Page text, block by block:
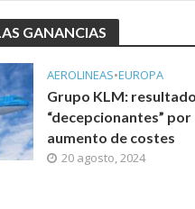
GANANCIAS
AEROLINEAS•EUROPA
Grupo KLM:
“decepcionantes” por
aumento de costes
20 agosto, 2024